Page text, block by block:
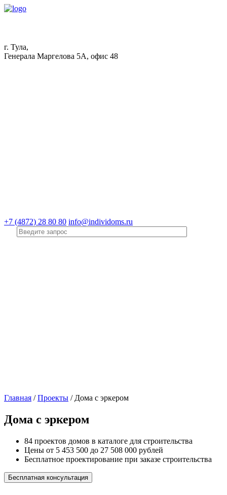
г. Тула,
Генерала Маргелова 5А, офис 48
+7 (4872) 28 80 80 info@individoms.ru
Главная /Проекты / Дома с эркером
Дома с эркером
84 проектов домов в каталоге для строительства
Цены от 5 453 500 до 27 508 000 рублей
Бесплатное проектирование при заказе строительства
Бесплатная консультация